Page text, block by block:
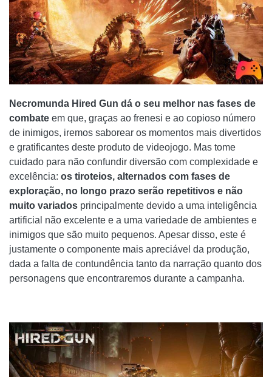
Necromunda Hired Gun dá o seu melhor nas fases de
combate em que, graças ao frenesi e ao copioso número
de inimigos, iremos saborear os momentos mais divertidos
e gratificantes deste produto de videojogo. Mas tome
cuidado para não confundir diversão com complexidade e
excelência: os tiroteios, alternados com fases de
exploração, no longo prazo serão repetitivos e não
muito variados principalmente devido a uma inteligência
artificial não excelente e a uma variedade de ambientes e
inimigos que são muito pequenos. Apesar disso, este é
justamente o componente mais apreciável da produção,
dada a falta de contundência tanto da narração quanto dos
personagens que encontraremos durante a campanha.